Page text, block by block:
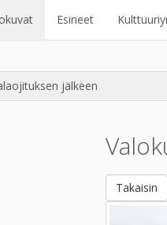
Esineet
jälkeen
Takaisin